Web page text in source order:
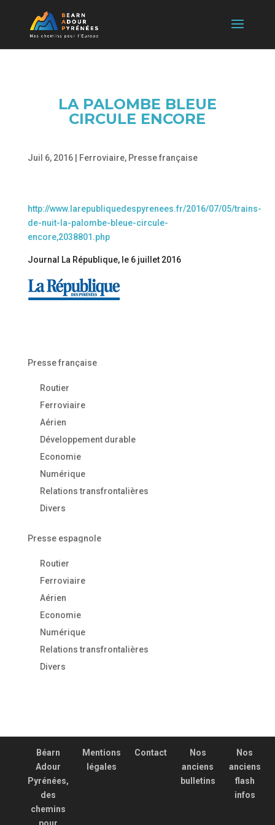
LA PALOMBE BLEUE
CIRCULE ENCORE
Juil 6, 2016| Ferroviaire, Presse française
http://www.larepubliquedespyrenees.fr/2016/07/05/trains-
de-nuit-la-palombe-bleue-circule-
encore,2038801.php
Journal La République, le 6 juillet 2016
Presse française
Routier
Ferroviaire
Aérien
Développement durable
Economie
Numérique
Relations transfrontalières
Divers
Presse espagnole
Routier
Ferroviaire
Aérien
Economie
Numérique
Relations transfrontalières
Divers
Béarn
Adour
Pyrénées,
des
chemins
Mentions
légales
Contact
Nos
anciens
bulletins
Nos
anciens
flash
infos